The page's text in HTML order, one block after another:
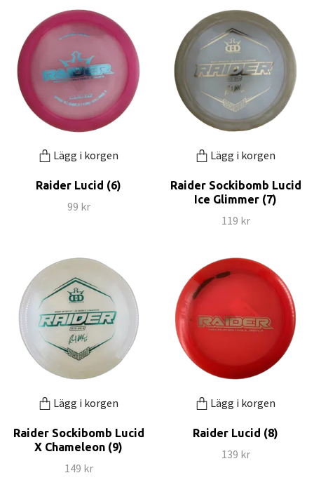
Lägg i korgen
Raider Lucid (6)
99 kr
Lägg i korgen
Raider Sockibomb Lucid
Ice Glimmer (7)
119 kr
Lägg i korgen
Raider Sockibomb Lucid
X Chameleon (9)
149 kr
Lägg i korgen
Raider Lucid (8)
139 kr